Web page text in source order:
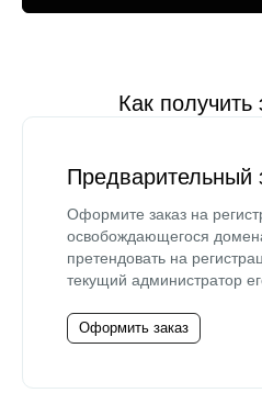
Как получить
Предварительный
Оформите заказ на
освобождающегося
претендовать на
текущий администратор
Оформить заказ